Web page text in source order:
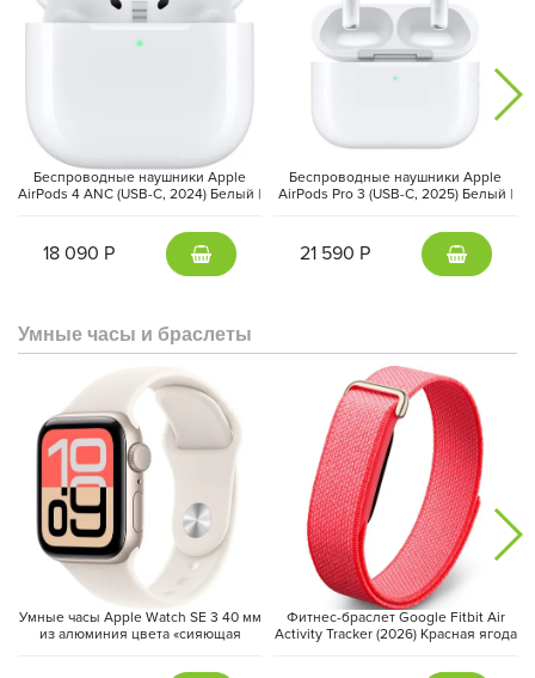
Беспроводные наушники Apple
AirPods 4 ANC (USB-C, 2024) Белый |
18 090 Р
Беспроводные наушники Apple
AirPods Pro 3 (USB-C, 2025) Белый |
21 590 Р
Умные часы и браслеты
Умные часы Apple Watch SE 3 40 мм
из алюминия цвета «сияющая
«сияющая звезда» (S/M)
Фитнес-браслет Google Fitbit Air
Activity Tracker (2026) Красная ягода